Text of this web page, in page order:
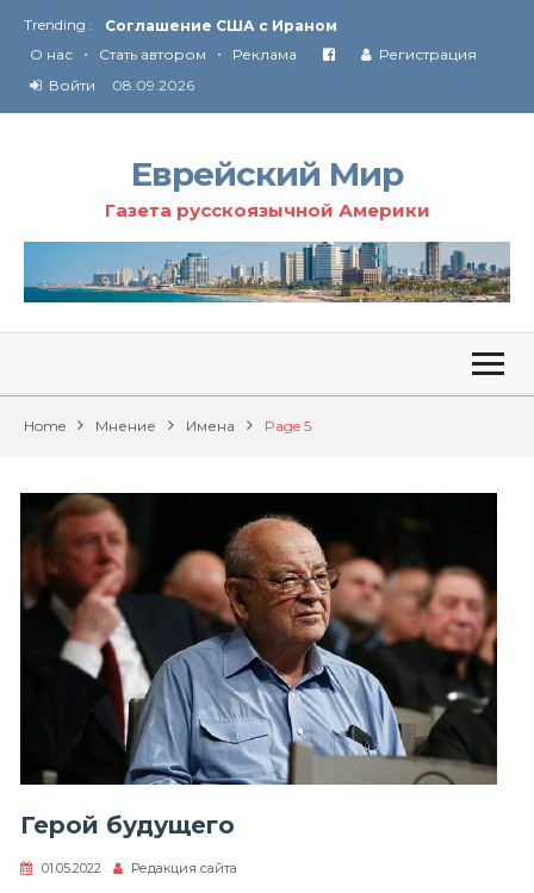
Trending :
Соглашение США с Ираном
Технология Революции в Иране
О нас • Стать автором • Реклама
Регистрация
Войти
08.09.2026
Еврейский Мир
Газета русскоязычной Америки
Home Мнение Имена Page 5
Герой будущего
01.05.2022 Редакция сайта